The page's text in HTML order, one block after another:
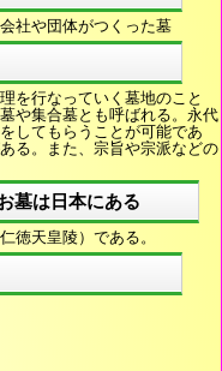
社や団体がつくった墓
を行なっていく墓地のこと
や集合墓とも呼ばれる。永代
してもらうことが可能であ
る。また、宗旨や宗派などの
墓は日本にある
徳天皇陵）である。